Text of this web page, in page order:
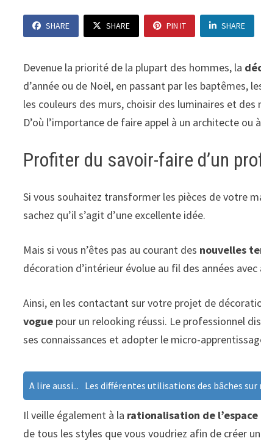
SHARE SHARE PIN IT SHARE
Devenue la priorité de la plupart des hommes, la
d’année ou de Noël, en passant par les baptêmes,
les couleurs des murs, choisir des luminaires et
D’où l’importance de faire appel à un architecte
Profiter du savoir-faire d’un
Si vous souhaitez transformer les pièces de votre
sachez qu’il s’agit d’une excellente idée.
Mais si vous n’êtes pas au courant des nouvelles
décoration d’intérieur évolue au fil des années
Ainsi, en les contactant sur votre projet de
vogue pour un relooking réussi. Le professionnel
ses connaissances et adopter le micro-
A lire aussi... Les différentes utilisations des bâches
Il veille également à la rationalisation de
de tous les styles que vous voudriez afin de créer